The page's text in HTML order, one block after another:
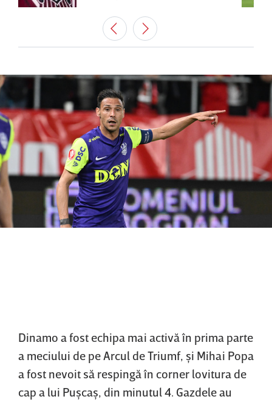
Dinamo a fost echipa mai activă în prima parte
a meciului de pe Arcul de Triumf, şi Mihai Popa
a fost nevoit să respingă în corner lovitura de
cap a lui Puşcaş, din minutul 4. Gazdele au